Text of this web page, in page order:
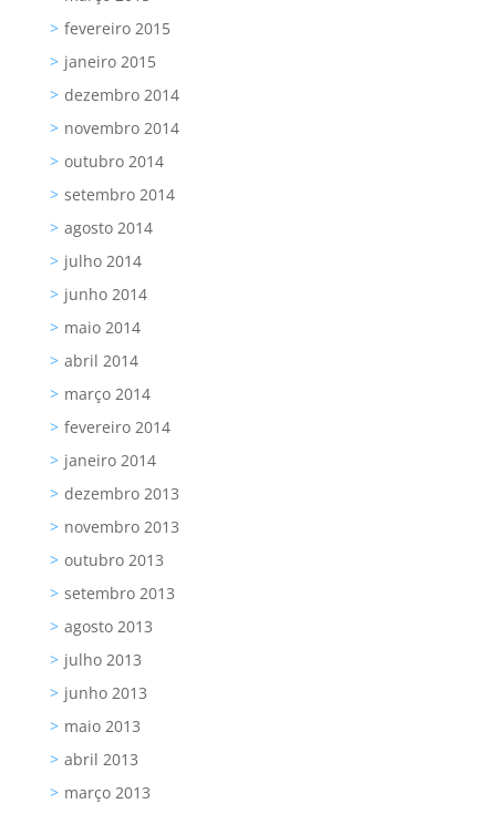
fevereiro 2015
janeiro 2015
dezembro 2014
novembro 2014
outubro 2014
setembro 2014
agosto 2014
julho 2014
junho 2014
maio 2014
abril 2014
março 2014
fevereiro 2014
janeiro 2014
dezembro 2013
novembro 2013
outubro 2013
setembro 2013
agosto 2013
julho 2013
junho 2013
maio 2013
abril 2013
março 2013